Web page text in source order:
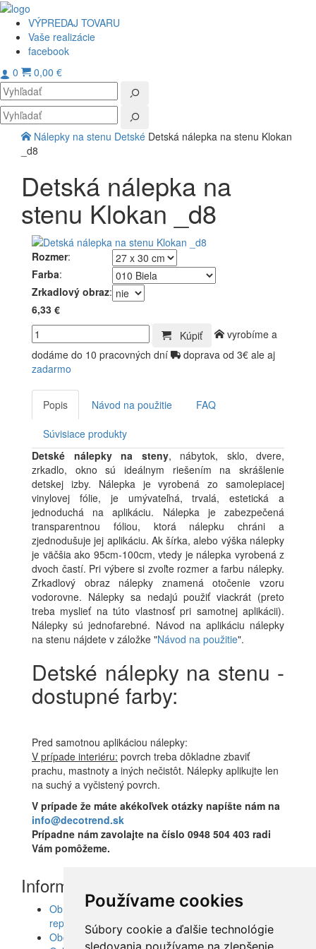
Používame cookies
Súbory cookie a ďalšie technológie
sledovania používame na zlepšenie
VÝPREDAJ TOVARU
Vaše realizácie
facebook
0 0,00 €
Nálepky na stenu Detské Detská nálepka na stenu Klokan
_d8
Detská nálepka na
stenu Klokan _d8
Rozmer:
Farba:
Zrkadlový obraz:
6,33 €
Kúpiť
vyrobíme a
dodáme do 10 pracovných dní
doprava od 3€ ale aj
zadarmo
Popis Návod na použitie FAQ
Súvisiace produkty
Detské nálepky na steny, nábytok, sklo, dvere,
zrkadlo, okno sú ideálnym riešením na skrášlenie
detskej izby. Nálepka je vyrobená zo samolepiacej
vinylovej fólie, je umývateľná, trvalá, estetická a
jednoduchá na aplikáciu. Nálepka je zabezpečená
transparentnou fóliou, ktorá nálepku chráni a
zjednodušuje jej aplikáciu. Ak šírka, alebo výška nálepky
je väčšia ako 95cm-100cm, vtedy je nálepka vyrobená z
dvoch častí. Pri výbere si zvoľte rozmer a farbu nálepky.
Zrkadlový obraz nálepky znamená otočenie vzoru
vodorovne. Nálepky sa nedajú použiť viackrát (preto
treba myslieť na túto vlastnosť pri samotnej aplikácii).
Nálepky sú jednofarebné. Návod na aplikáciu nálepky
na stenu nájdete v záložke "Návod na použitie".
Detské nálepky na stenu -
dostupné farby:
Pred samotnou aplikáciou nálepky:
V prípade interiéru: povrch treba dôkladne zbaviť
prachu, mastnoty a iných nečistôt. Nálepky aplikujte len
na suchý a vyčistený povrch.
V prípade že máte akékoľvek otázky napíšte nám na
info@decotrend.sk
Prípadne nám zavolajte na číslo 0948 504 403 radi
Vám pomôžeme.
Informácie
Obrazy, nálepky, fototapety, šablóny, dekorácie,
reprodukcie
Obchodné podmienky